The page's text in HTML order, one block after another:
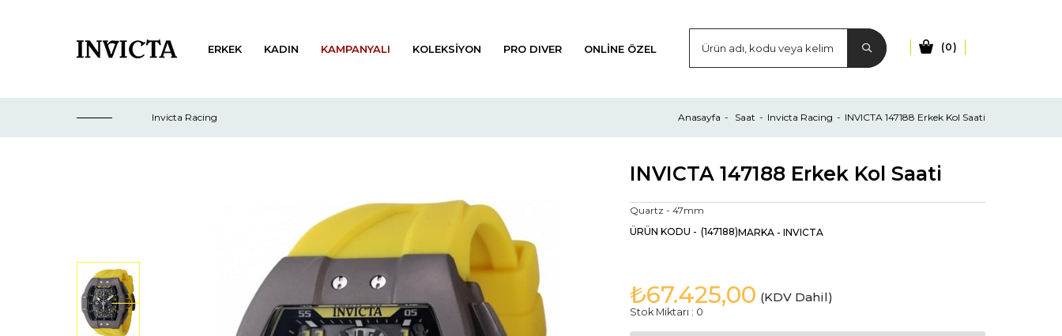
0
ERKEK KADIN KAMPANYALI KOLEKSIYON PRO DIVER ONLINE ÖZEL
Anasayfa Saat Invicta Racing INVICTA 147188 Erkek Kol Saati
Invicta Racing
INVICTA 147188 Erkek Kol Saati
Quartz - 47mm
(147188)MARKA - INVICTA
₺67.425,00 (KDV Dahil)
Stok Miktarı : 0